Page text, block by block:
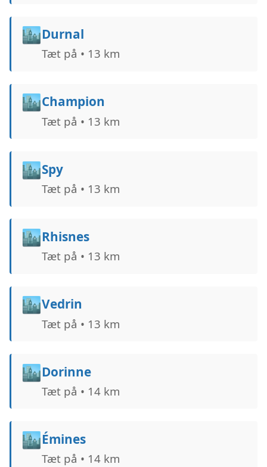
🏙️Durnal
Tæt på • 13 km
🏙️Champion
Tæt på • 13 km
🏙️Spy
Tæt på • 13 km
🏙️Rhisnes
Tæt på • 13 km
🏙️Vedrin
Tæt på • 13 km
🏙️Dorinne
Tæt på • 14 km
🏙️Émines
Tæt på • 14 km